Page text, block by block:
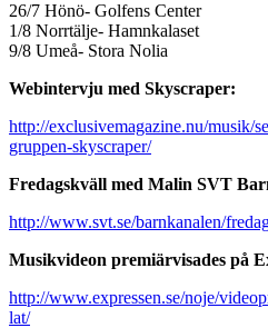
26/7 Hönö- Golfens Center
1/8 Norrtälje- Hamnkalaset
9/8 Umeå- Stora Nolia
Webintervju med Skyscraper:
http://exclusivemagazine.nu/musik/
gruppen-skyscraper/
Fredagskväll med Malin SVT
http://www.svt.se/barnkanalen/
Musikvideon premiärvisades på
http://www.expressen.se/noje/
lat/